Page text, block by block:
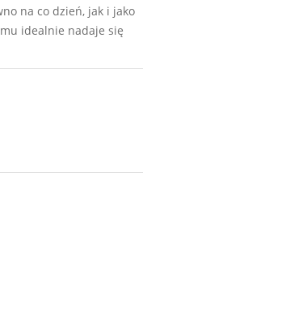
na co dzień, jak i jako
idealnie nadaje się